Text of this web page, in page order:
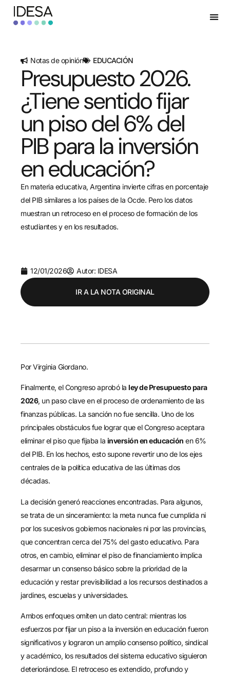
Notas de opinión EDUCACIÓN
Presupuesto 2026.
¿Tiene sentido fijar
un piso del 6% del
PIB para la inversión
en educación?
En materia educativa, Argentina invierte cifras en porcentaje
del PIB similares a los países de la Ocde. Pero los datos
muestran un retroceso en el proceso de formación de los
estudiantes y en los resultados.
12/01/2026 Autor: IDESA
IR A LA NOTA ORIGINAL
Por Virginia Giordano.
Finalmente, el Congreso aprobó la ley de Presupuesto para
2026, un paso clave en el proceso de ordenamiento de las
finanzas públicas. La sanción no fue sencilla. Uno de los
principales obstáculos fue lograr que el Congreso aceptara
eliminar el piso que fijaba la inversión en educación en 6%
del PIB. En los hechos, esto supone revertir uno de los ejes
centrales de la política educativa de las últimas dos
décadas.
La decisión generó reacciones encontradas. Para algunos,
se trata de un sinceramiento: la meta nunca fue cumplida ni
por los sucesivos gobiernos nacionales ni por las provincias,
que concentran cerca del 75% del gasto educativo. Para
otros, en cambio, eliminar el piso de financiamiento implica
desarmar un consenso básico sobre la prioridad de la
educación y restar previsibilidad a los recursos destinados a
jardines, escuelas y universidades.
Ambos enfoques omiten un dato central: mientras los
esfuerzos por fijar un piso a la inversión en educación fueron
significativos y lograron un amplio consenso político, sindical
y académico, los resultados del sistema educativo siguieron
deteriorándose. El retroceso es extendido, profundo y